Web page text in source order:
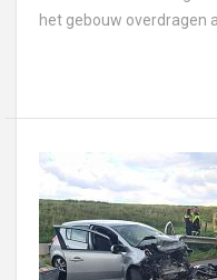
het gebouw overdragen